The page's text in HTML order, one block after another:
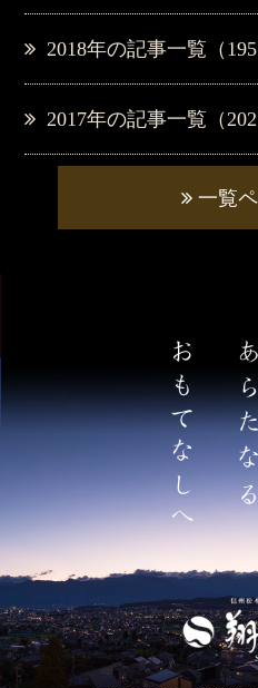
2018年の記事一覧（195
2017年の記事一覧（202
一覧